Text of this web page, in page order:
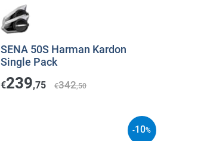
SENA 50S Harman Kardon
Single Pack
€239,75 €342,50
-10%